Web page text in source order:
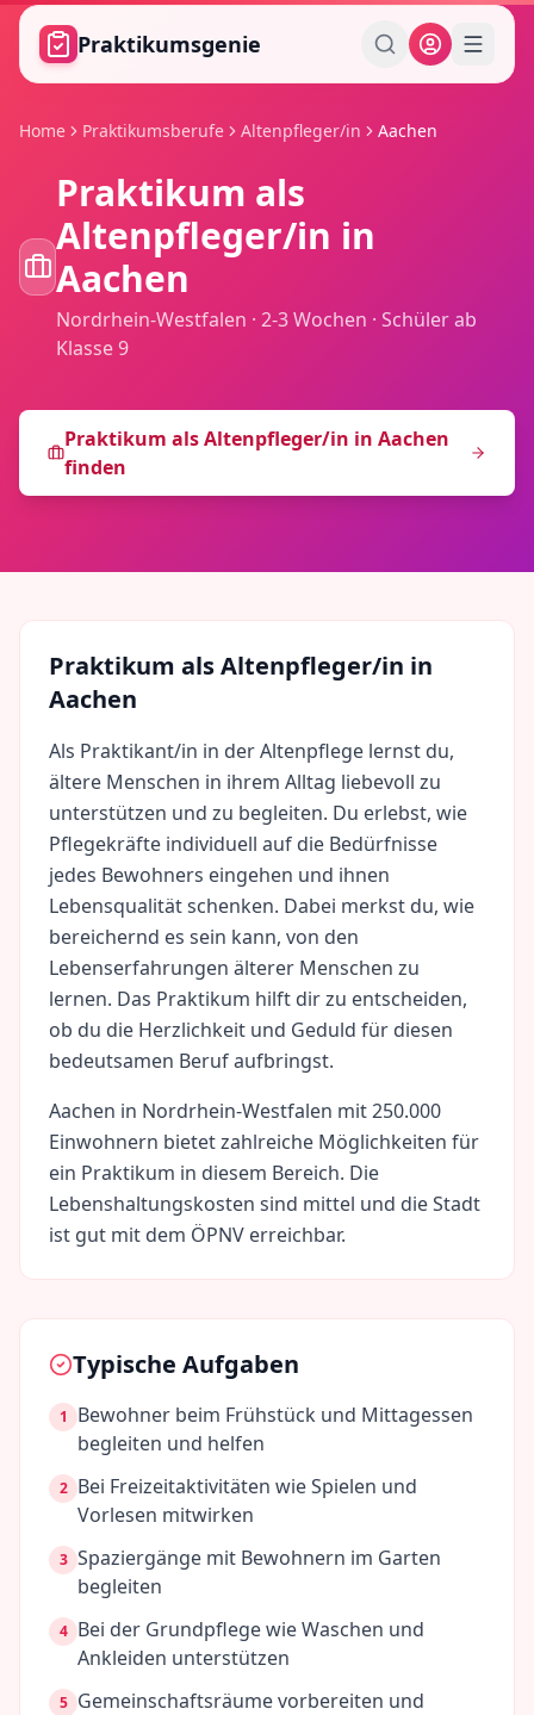
Zum Hauptinhalt springen
Praktikumsgenie
Home Praktikumsberufe Altenpfleger/in Aachen
Praktikum als
Altenpfleger/in in
Aachen
Nordrhein-Westfalen ·2-3 Wochen ·Schüler ab
Klasse 9
Praktikum alsAltenpfleger/in inAachen
finden
Praktikum alsAltenpfleger/in in
Aachen
Als Praktikant/in in der Altenpflege lernst du,
ältere Menschen in ihrem Alltag liebevoll zu
unterstützen und zu begleiten. Du erlebst, wie
Pflegekräfte individuell auf die Bedürfnisse
jedes Bewohners eingehen und ihnen
Lebensqualität schenken. Dabei merkst du, wie
bereichernd es sein kann, von den
Lebenserfahrungen älterer Menschen zu
lernen. Das Praktikum hilft dir zu entscheiden,
ob du die Herzlichkeit und Geduld für diesen
bedeutsamen Beruf aufbringst.
Aachen in Nordrhein-Westfalen mit250.000
Einwohnern bietet zahlreiche Möglichkeiten für
ein Praktikum in diesem Bereich. Die
Lebenshaltungskosten sind mittel und die Stadt
ist gut mit dem ÖPNV erreichbar.
Typische Aufgaben
1
Bewohner beim Frühstück und Mittagessen
begleiten und helfen
2 Bei Freizeitaktivitäten wie Spielen und
Vorlesen mitwirken
3 Spaziergänge mit Bewohnern im Garten
begleiten
4 Bei der Grundpflege wie Waschen und
Ankleiden unterstützen
5 Gemeinschaftsräume vorbereiten und